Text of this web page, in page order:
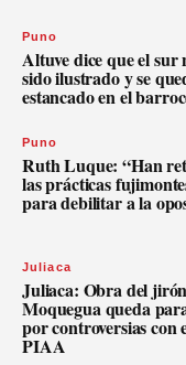
Puno
Altuve dice que el sur
sido ilustrado y se
estancado en el
Puno
Ruth Luque: “Han
las prácticas
para debilitar a la
Juliaca
Juliaca: Obra del jirón
Moquegua queda
por controversias con
PIAA